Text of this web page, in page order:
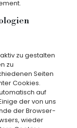
zu gestalten
zu
Seiten
Cookies.
auf
der von uns
der Browser-
wieder